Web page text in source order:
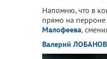
Напомню, что в
прямо на перроне
Малофеева,
Валерий